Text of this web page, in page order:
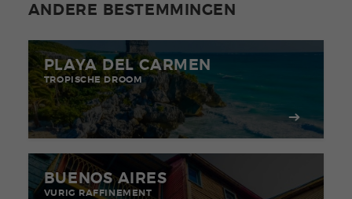
ANDERE BESTEMMINGEN
PLAYA DEL CARMEN
TROPISCHE DROOM
BUENOS AIRES
VURIG RAFFINEMENT